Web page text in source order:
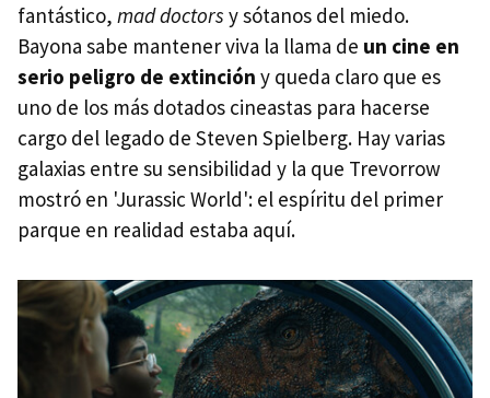
fantástico, mad doctors y sótanos del miedo.
Bayona sabe mantener viva la llama de un cine en
serio peligro de extinción y queda claro que es
uno de los más dotados cineastas para hacerse
cargo del legado de Steven Spielberg. Hay varias
galaxias entre su sensibilidad y la que Trevorrow
mostró en 'Jurassic World': el espíritu del primer
parque en realidad estaba aquí.